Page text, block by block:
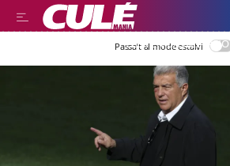
LEER EN CASTELLANO
Passa’t al mode estalvi